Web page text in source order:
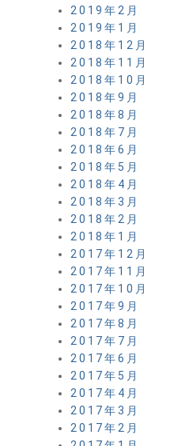
2019年2月
2019年1月
2018年12月
2018年11月
2018年10月
2018年9月
2018年8月
2018年7月
2018年6月
2018年5月
2018年4月
2018年3月
2018年2月
2018年1月
2017年12月
2017年11月
2017年10月
2017年9月
2017年8月
2017年7月
2017年6月
2017年5月
2017年4月
2017年3月
2017年2月